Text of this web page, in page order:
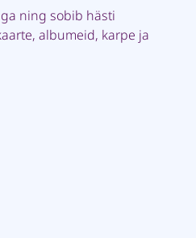
ning sobib hästi
albumeid, karpe ja